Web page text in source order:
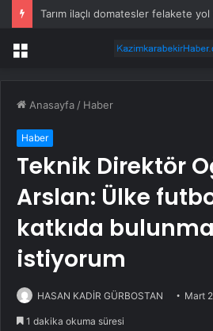
Menü
Anasayfa / Haber
Haber
Teknik Direktör
Arslan: Ülke
katkıda
istiyorum
HASAN KADİR GÜRBOSTAN Mart
1 dakika okuma süresi